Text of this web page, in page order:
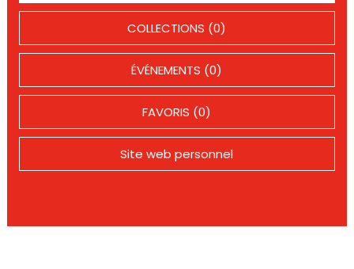
COLLECTIONS (0)
ÉVÉNEMENTS (0)
FAVORIS (0)
Site web personnel